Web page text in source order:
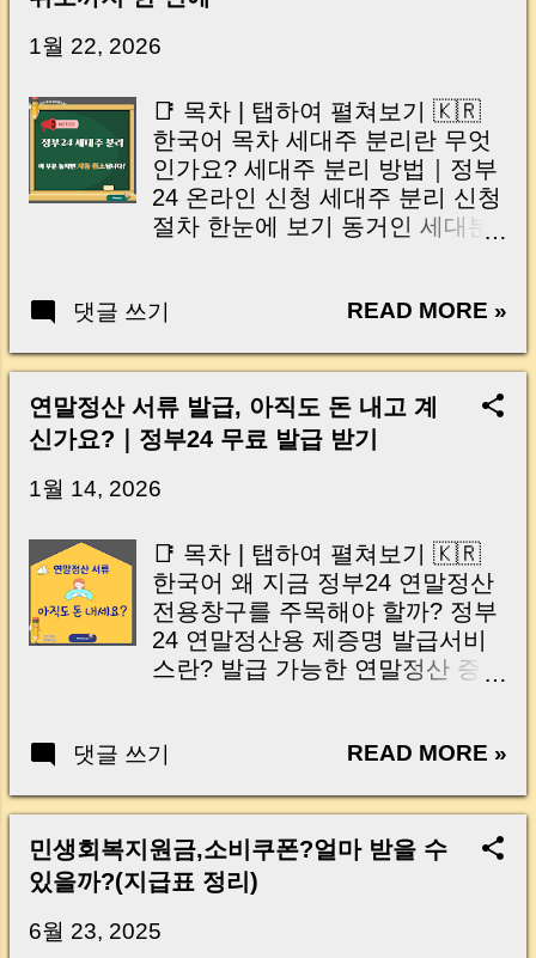
Introduction (Tap to expand) Have you ever
세사기 뉴스 보면서 이런 생각 한
번쯤 해보셨죠? “나는 괜찮을까…
보가 바뀌면 어떡하지?” 실제로
현장에서는 생각보다 자주 일어
나는 일입니다. 모르는 사이에 전
입신고가 들어가거나, 세대주가
변경되는 경우도 있고, 심지어 주
소 변경 사실을 뒤늦게 알아서 큰
다. 그런데 의외로 많은 분들이 아
직 모르고 있는 서비스가 하나 있
습니다. 바로 정부24 전입신고 등
나만 설정해두면 ✔ 전입신고 ✔
세대주 변경 ✔ 주민등록 정보 변
다 즉시 알림을 받을 수 있습니다.
를 누가 건드리면 바로 알려주는
안전장치” 라고 보시면 됩니다.
오늘 글에서는 👉 어떤 정보까지
통보되는지 👉 왜 반드시 신청해
야 하는지 👉 실제로 어떻게 설정
니다. 이 글은 꼭 끝까지 읽어보시
시길 권해드립니다. | Introduction
(Tap to open) Have you ever
wondered, “What if someone
changes my address without me
knowing?” In real-lif...
1월 22, 2026
📑 목차 | 탭하여 펼쳐보기 🇰🇷
한국어 목차 세대주 분리란 무엇
인가요? 세대주 분리 방법｜정부
24 온라인 신청 세대주 분리 신청
절차 한눈에 보기 동거인 세대분
경우 세대주 분리 완료까지 걸리
기) 가능한가요? 형제·자매 동거
시 세대분리 가능 여부 세대주 분
리 전 꼭 확인할 체크포인트 🇺🇸
English Contents What Is
Household Head Separation?
Step-by-Step Application Process
Conditions for Household
Separation Age & Income
Requirements Explained Cases
Where Separation Is Not Allowed
Processing Time After Application
Separation? Sibling Household
Separation Rules Checklist
Before Applying | 세대주 분리, 막
약을 준비하다 보면, 또는 각종 정
부 지원 혜택을 알아보다 보면 꼭
습니다. 바로 ‘세대주 분리’ 입니
댓글 쓰기 READ MORE »
연말정산 서류 발급, 아직도 돈 내고 계
신가요?｜정부24 무료 발급 받기
1월 14, 2026
📑 목차 | 탭하여 펼쳐보기 🇰🇷
한국어 왜 지금 정부24 연말정산
전용창구를 주목해야 할까? 정부
24 연말정산용 제증명 발급서비
스란? 발급 가능한 연말정산 증빙
기간, 접속 폭주 대비 정부24의
달라진 이용 환경 무료 발급인데
돈 내는 경우? 꼭 주의할 점 정부
24 연말정산 전용창구 이용 방법
한눈에 정리 자주 묻는 질문
(Q&A)으로 빠르게 해결하기 🇺🇸
댓글 쓰기 READ MORE »
민생회복지원금,소비쿠폰?얼마 받을 수
있을까?(지급표 정리)
6월 23, 2025